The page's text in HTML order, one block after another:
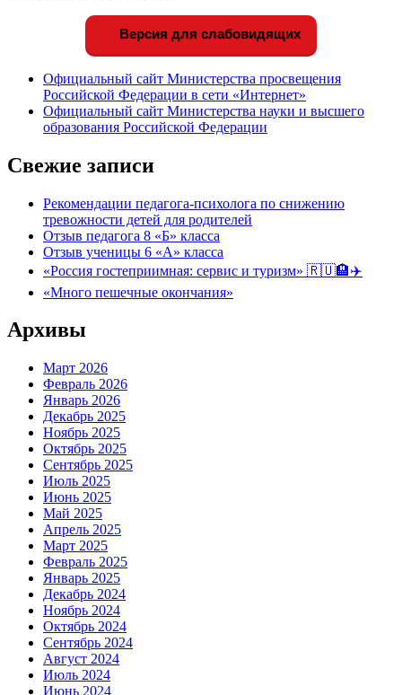
Версия для слабовидящих
Официальный сайт Министерства просвещения
Российской Федерации в сети «Интернет»
Официальный сайт Министерства науки и высшего
образования Российской Федерации
Свежие записи
Рекомендации педагога-психолога по снижению
тревожности детей для родителей
Отзыв педагога 8 «Б» класса
Отзыв ученицы 6 «А» класса
«Россия гостеприимная: сервис и туризм» 🇷🇺🏨✈️
«Много пешечные окончания»
Архивы
Март 2026
Февраль 2026
Январь 2026
Декабрь 2025
Ноябрь 2025
Октябрь 2025
Сентябрь 2025
Июль 2025
Июнь 2025
Май 2025
Апрель 2025
Март 2025
Февраль 2025
Январь 2025
Декабрь 2024
Ноябрь 2024
Октябрь 2024
Сентябрь 2024
Август 2024
Июль 2024
Июнь 2024